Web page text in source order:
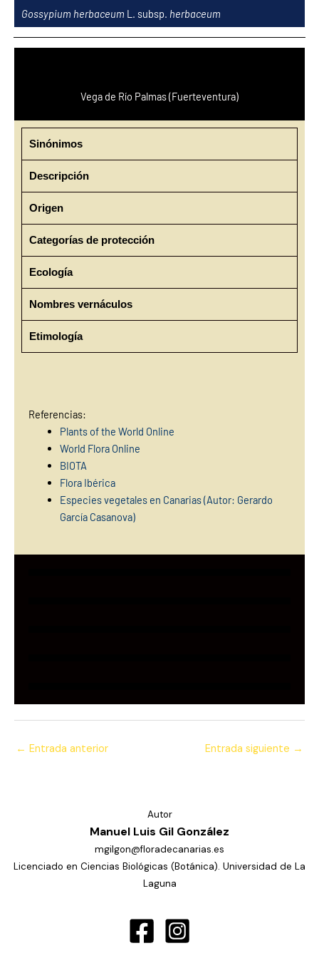
contenido
Gossypium herbaceum L. subsp. herbaceum
Vega de Río Palmas (Fuerteventura)
Sinónimos
Descripción
Origen
Categorías de protección
Ecología
Nombres vernáculos
Etimología
Referencias:
Plants of the World Online
World Flora Online
BIOTA
Flora Ibérica
Especies vegetales en Canarias (Autor: Gerardo
García Casanova)
← Entrada anterior Entrada siguiente →
Autor
Manuel Luis Gil González
mgilgon@floradecanarias.es
Licenciado en Ciencias Biológicas (Botánica). Universidad de La
Laguna